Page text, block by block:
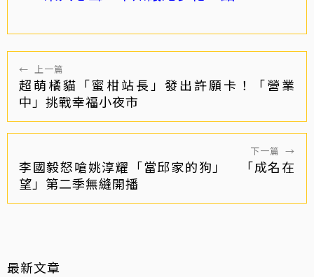
← 上一篇
超萌橘貓「蜜柑站長」發出許願卡！「營業
中」挑戰幸福小夜市
下一篇 →
李國毅怒嗆姚淳耀「當邱家的狗」 「成名在
望」第二季無縫開播
最新文章